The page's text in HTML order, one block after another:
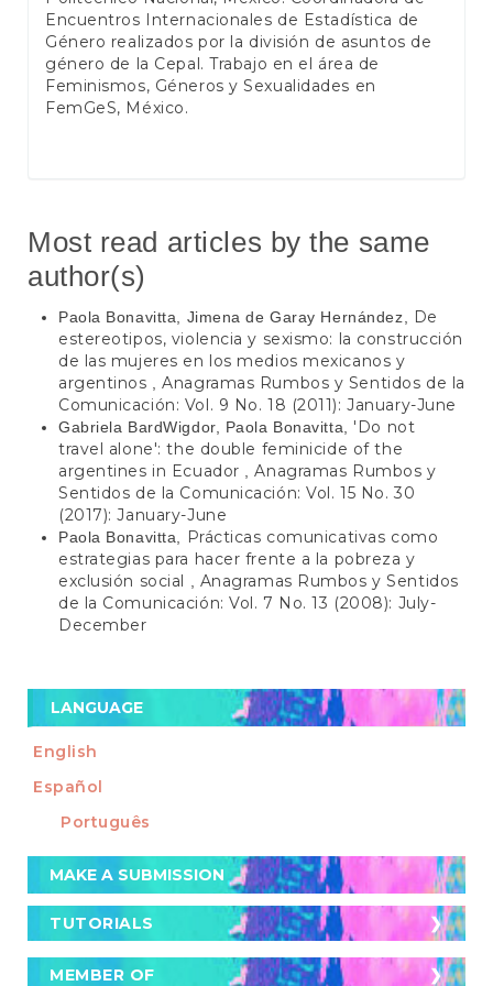
Encuentros Internacionales de Estadística de
Género realizados por la división de asuntos de
género de la Cepal. Trabajo en el área de
Feminismos, Géneros y Sexualidades en
FemGeS, México.
Most read articles by the same
author(s)
Paola Bonavitta, Jimena de Garay Hernández,
De
estereotipos, violencia y sexismo: la construcción
de las mujeres en los medios mexicanos y
argentinos
,Anagramas Rumbos y Sentidos de la
Comunicación: Vol. 9 No. 18 (2011): January-June
Gabriela BardWigdor, Paola Bonavitta, 'Do not
travel alone': the double feminicide of the
argentines in Ecuador
,Anagramas Rumbos y
Sentidos de la Comunicación: Vol. 15 No. 30
(2017): January-June
Paola Bonavitta,
Prácticas comunicativas como
estrategias para hacer frente a la pobreza y
exclusión social
Anagramas Rumbos y Sentidos
de la Comunicación: Vol. 7 No. 13 (2008): July-
December
LANGUAGE
English
Español
Português
Make
a
Submission
MAKE A SUBMISSION
TUTORIALS
TUTORIALS
Cómo postular un artículo a la revista
MEMBER OF
MEMBER OF